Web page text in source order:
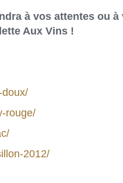
à vos attentes ou à
Aux Vins !
rouge/
2012/